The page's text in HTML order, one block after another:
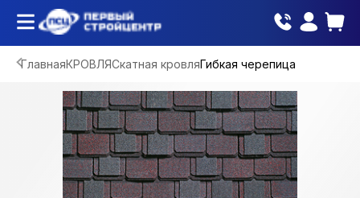
ГлавнаяКРОВЛЯСкатная кровляГибкая черепица